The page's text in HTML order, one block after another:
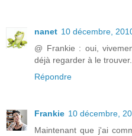
nanet 10 décembre,
@ Frankie : oui,
déjà regarder à le trouver...
Répondre
Frankie 10 décembre,
Maintenant que j'ai